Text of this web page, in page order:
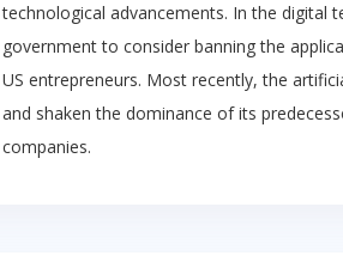
technological advancements. In the digital
government to consider banning the
US entrepreneurs. Most recently, the
and shaken the dominance of its
companies.